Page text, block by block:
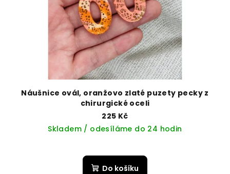
Náušnice ovál, oranžovo zlaté puzety pecky z
chirurgické oceli
225 Kč
Skladem / odesíláme do 24 hodin
Do košíku